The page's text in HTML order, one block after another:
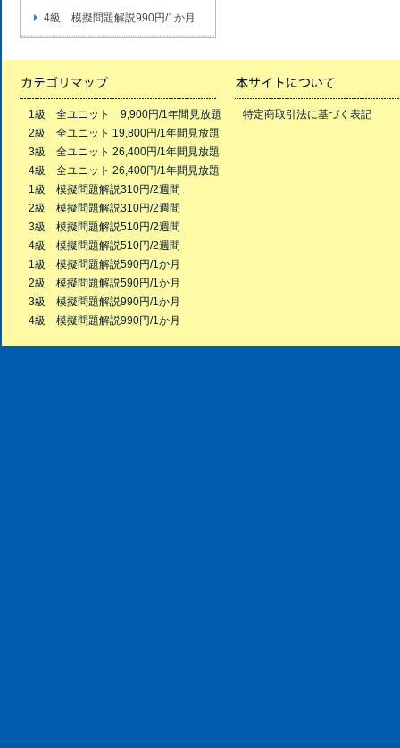
4級 模擬問題解説990円/1か月
1級 全ユニット 9,900円/1年間見放題
2級 全ユニット 19,800円/1年間見放題
3級 全ユニット 26,400円/1年間見放題
4級 全ユニット 26,400円/1年間見放題
1級 模擬問題解説310円/2週間
2級 模擬問題解説310円/2週間
3級 模擬問題解説510円/2週間
4級 模擬問題解説510円/2週間
1級 模擬問題解説590円/1か月
2級 模擬問題解説590円/1か月
3級 模擬問題解説990円/1か月
4級 模擬問題解説990円/1か月
特定商取引法に基づく表記